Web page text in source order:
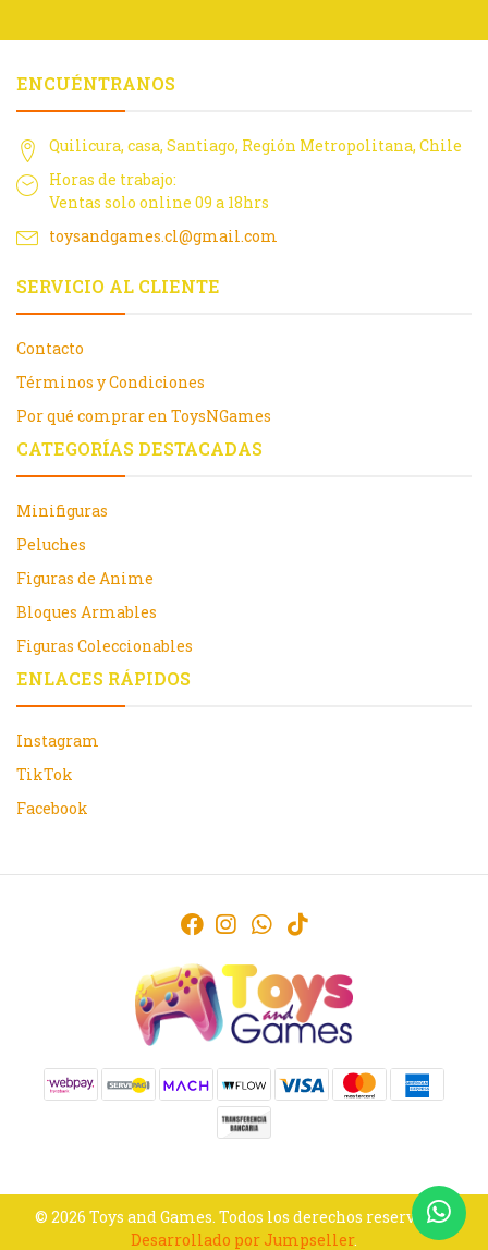
ENCUÉNTRANOS
Quilicura, casa, Santiago, Región Metropolitana, Chile
Horas de trabajo:
Ventas solo online 09 a 18hrs
toysandgames.cl@gmail.com
SERVICIO AL CLIENTE
Contacto
Términos y Condiciones
Por qué comprar en ToysNGames
CATEGORÍAS DESTACADAS
Minifiguras
Peluches
Figuras de Anime
Bloques Armables
Figuras Coleccionables
ENLACES RÁPIDOS
Instagram
TikTok
Facebook
© 2026 Toys and Games. Todos los derechos reservados.
Desarrollado por Jumpseller.